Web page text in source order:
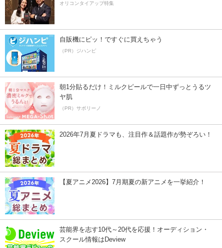
オリコンタイアップ特集
自販機にピッ！ですぐに買えちゃう
（PR）ジハンピ
朝1分貼るだけ！ミルクピールで一日中ずっとうるツ
ヤ肌
（PR）サボリーノ
2026年7月夏ドラマも、注目作＆話題作が勢ぞろい！
【夏アニメ2026】7月期夏の新アニメを一挙紹介！
芸能界を志す10代～20代を応援！オーディション・
スクール情報はDeview